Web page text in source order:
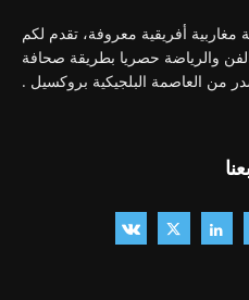
أفريقية معروفة، تقدم لكم
والرياضة حصريا بطريقة صحافة
من العاصمة البلجيكية بروكسيل .